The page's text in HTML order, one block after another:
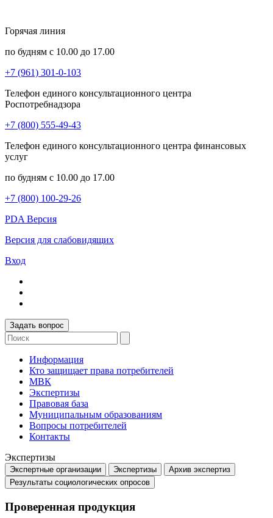
Горячая линия
по будням с 10.00 до 17.00
+7 (961) 301-0-103
Телефон единого консультационного центра
Роспотребнадзора
+7 (800) 555-49-43
Телефон единого консультационного центра финансовых
услуг
по будням с 10.00 до 17.00
+7 (800) 100-29-26
PDA Версия
Версия для слабовидящих
Вход
Задать вопрос
Информация
Кто защищает права потребителей
МВК
Экспертизы
Правовая база
Муниципальным образованиям
Вопросы потребителей
Контакты
Экспертизы
Экспертные организации Экспертизы
Архив экспертиз
Результаты социологических опросов
Проверенная продукция